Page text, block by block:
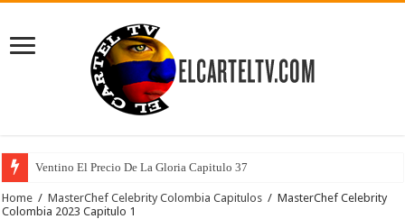
Ventino El Precio De La Gloria Capitulo 37
Home / MasterChef Celebrity Colombia Capitulos / MasterChef Celebrity
Colombia 2023 Capitulo 1